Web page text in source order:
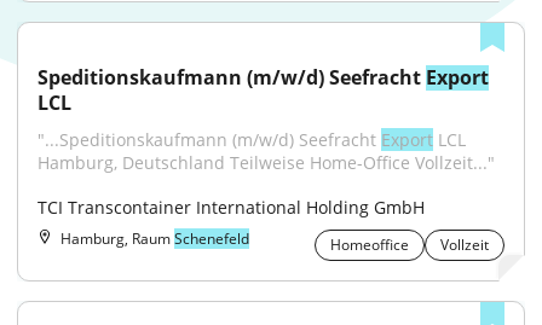
Speditionskaufmann (m/w/d) Seefracht Export
LCL
"...Speditionskaufmann (m/w/d) Seefracht Export LCL
Hamburg, Deutschland Teilweise Home-Office Vollzeit..."
TCI Transcontainer International Holding GmbH
Hamburg, RaumSchenefeld Homeoffice Vollzeit